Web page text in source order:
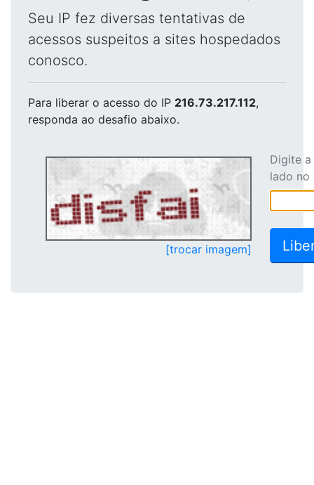
Seu IP fez diversas tentativas de
acessos suspeitos a sites hospedados
conosco.
Para liberar o acesso do IP 216.73.217.112,
responda ao desafio abaixo.
[trocar imagem]
Digite
lado no